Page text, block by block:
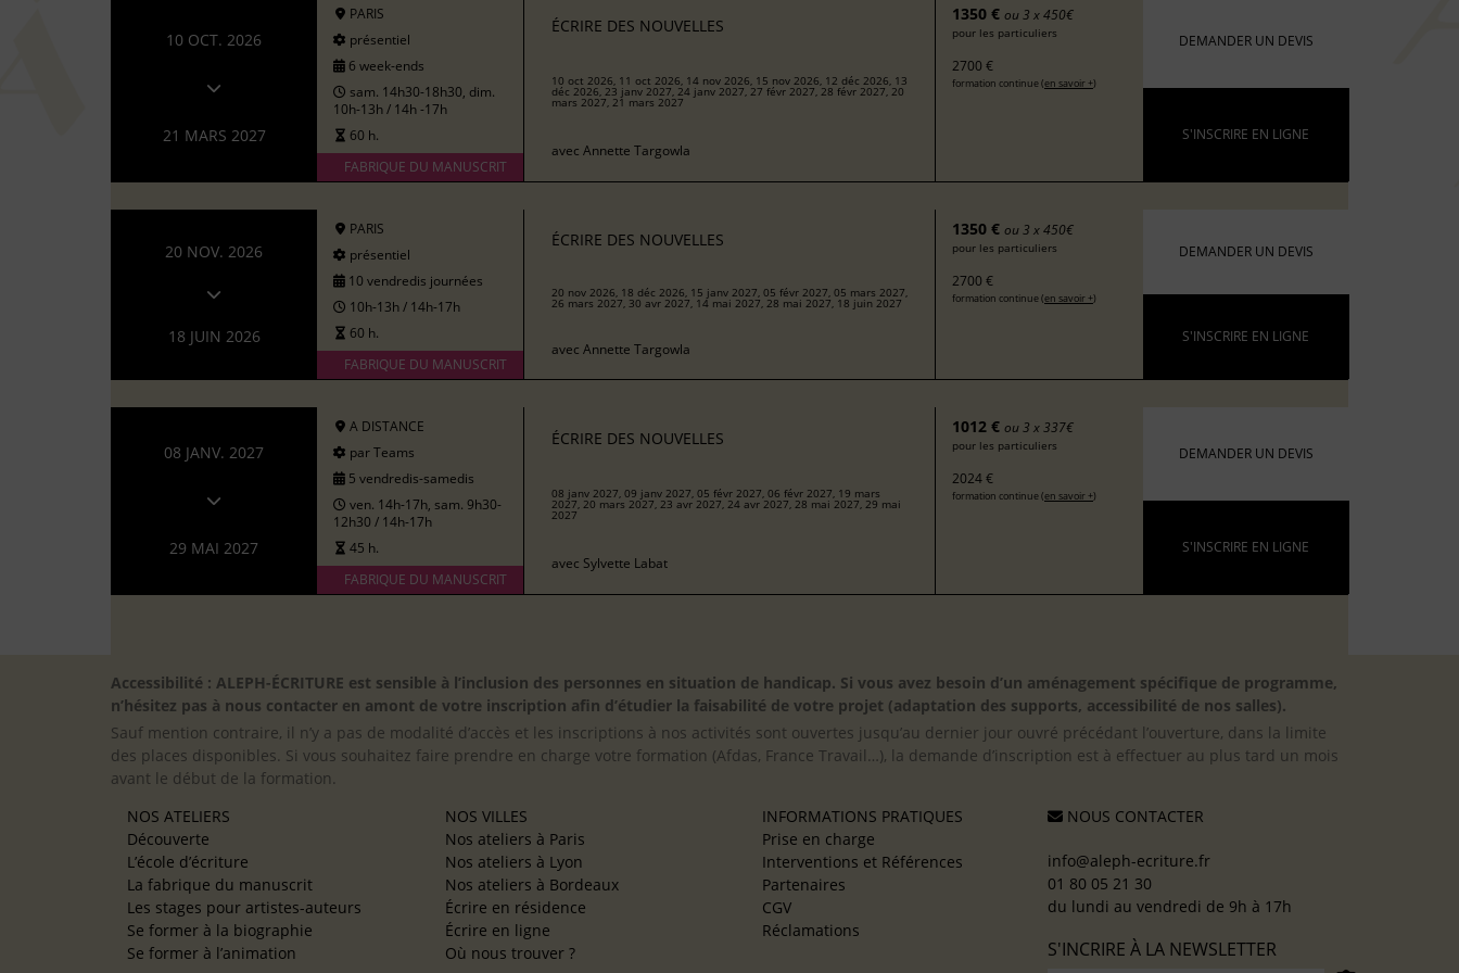
10 OCT. 2026
21 MARS 2027
PARIS
présentiel
6 week-ends
sam. 14h30-18h30, dim.
10h-13h / 14h -17h
60 h.
FABRIQUE DU MANUSCRIT
ÉCRIRE DES NOUVELLES
10 oct 2026, 11 oct 2026, 14 nov 2026, 15 nov 2026, 12 déc 2026, 13
déc 2026, 23 janv 2027, 24 janv 2027, 27 févr 2027, 28 févr 2027, 20
mars 2027, 21 mars 2027
avec Annette Targowla
1350 € ou 3 x 450€
pour les particuliers
2700 €
formation continue (en savoir +)
DEMANDER UN DEVIS
S'INSCRIRE EN LIGNE
20 NOV. 2026
18 JUIN 2026
PARIS
présentiel
10 vendredis journées
10h-13h / 14h-17h
60 h.
FABRIQUE DU MANUSCRIT
ÉCRIRE DES NOUVELLES
20 nov 2026, 18 déc 2026, 15 janv 2027, 05 févr 2027, 05 mars 2027,
26 mars 2027, 30 avr 2027, 14 mai 2027, 28 mai 2027, 18 juin 2027
avec Annette Targowla
1350 € ou 3 x 450€
pour les particuliers
2700 €
formation continue (en savoir +)
DEMANDER UN DEVIS
S'INSCRIRE EN LIGNE
08 JANV. 2027
29 MAI 2027
A DISTANCE
par Teams
5 vendredis-samedis
ven. 14h-17h, sam. 9h30-
12h30 / 14h-17h
45 h.
FABRIQUE DU MANUSCRIT
ÉCRIRE DES NOUVELLES
08 janv 2027, 09 janv 2027, 05 févr 2027, 06 févr 2027, 19 mars
2027, 20 mars 2027, 23 avr 2027, 24 avr 2027, 28 mai 2027, 29 mai
2027
avec Sylvette Labat
1012 € ou 3 x 337€
pour les particuliers
2024 €
formation continue (en savoir +)
DEMANDER UN DEVIS
S'INSCRIRE EN LIGNE
Accessibilité : ALEPH-ÉCRITURE est sensible à l’inclusion des personnes en situation de handicap. Si vous avez besoin d’un aménagement spécifique de programme,
n’hésitez pas à nous contacter en amont de votre inscription afin d’étudier la faisabilité de votre projet (adaptation des supports, accessibilité de nos salles).
Sauf mention contraire, il n’y a pas de modalité d’accès et les inscriptions à nos activités sont ouvertes jusqu’au dernier jour ouvré précédant l’ouverture, dans la limite
des places disponibles. Si vous souhaitez faire prendre en charge votre formation (Afdas, France Travail…), la demande d’inscription est à effectuer au plus tard un mois
avant le début de la formation.
NOS ATELIERS
Découverte
L’école d’écriture
La fabrique du manuscrit
Les stages pour artistes-auteurs
Se former à la biographie
Se former à l’animation
NOS VILLES
Nos ateliers à Paris
Nos ateliers à Lyon
Nos ateliers à Bordeaux
Écrire en résidence
Écrire en ligne
Où nous trouver ?
INFORMATIONS PRATIQUES
Prise en charge
Interventions et Références
Partenaires
CGV
Réclamations
NOUS CONTACTER
info@aleph-ecriture.fr
01 80 05 21 30
du lundi au vendredi de 9h à 17h
S'INCRIRE À LA NEWSLETTER